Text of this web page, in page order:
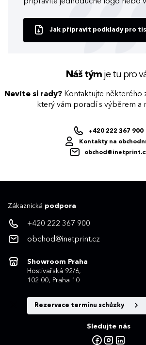
Jak připravit podklady pro
Náš týmje tu pro
Nevíte si rady? Kontaktujte některého
který vám poradí s výběrem a
+420 222 367 900
Kontakty na
Zákaznická podpora
+420 222 367 900
obchod@inetprint.cz
Showroom Praha
Hostivařská 92/6,
102 00, Praha 10
Rezervace termínu schůzky
Sledujte nás